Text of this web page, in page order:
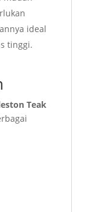
ideal
tinggi.
Teak